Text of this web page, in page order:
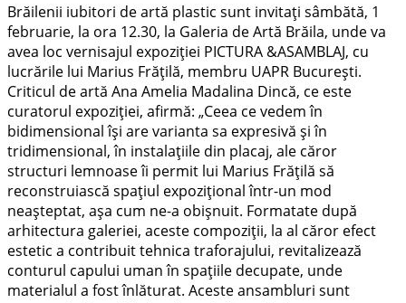
Brăilenii iubitori de artă plastic sunt invitați sâmbătă, 1
februarie, la ora 12.30, la Galeria de Artă Brăila, unde va
avea loc vernisajul expoziției PICTURA &ASAMBLAJ, cu
lucrările lui Marius Frățilă, membru UAPR București.
Criticul de artă Ana Amelia Madalina Dincă, ce este
curatorul expoziției, afirmă: „Ceea ce vedem în
bidimensional își are varianta sa expresivă și în
tridimensional, în instalațiile din placaj, ale căror
structuri lemnoase îi permit lui Marius Frățilă să
reconstruiască spațiul expozițional într-un mod
neașteptat, așa cum ne-a obișnuit. Formatate după
arhitectura galeriei, aceste compoziții, la al căror efect
estetic a contribuit tehnica traforajului, revitalizează
conturul capului uman în spațiile decupate, unde
materialul a fost înlăturat. Aceste ansambluri sunt